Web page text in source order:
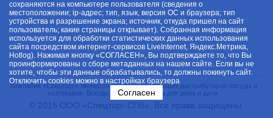
Компания «Спецторг» является одним из крупнейших дистрибуторов посуды и
хозтоваров. Всегда в наличии товары для дома и дачи.
© 2015 ООО «Спецторг-СПб». Все права защищены.
сохраняются на компьютере пользователя (сведения о
местоположении; ip-адрес; тип, язык, версия ОС и браузера; тип
устройства и разрешение экрана; источник, откуда пришел на сайт
пользователь; какие страницы открывает). Собранная информация
используется для обработки статистических данных использования
сайта посредством интернет-сервисов LiveInternet, Яндекс.Метрика,
Hotlog). Нажимая кнопку «СОГЛАСЕН», Вы подтверждаете то, что Вы
проинформированы о сборе метаданных на нашем сайте. Если вы не
хотите, чтобы эти данные обрабатывались, то должны покинуть сайт.
Отключить cookies можно в настройках браузера
Согласен